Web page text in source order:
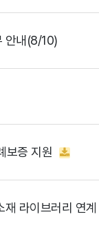
안내(8/10)
보증 지원
라이브러리 연